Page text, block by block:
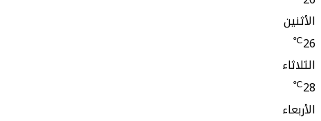
الأثنين
26
℃
الثلاثاء
28
℃
الأربعاء